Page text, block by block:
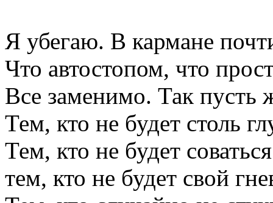
Я убегаю. В кармане
Что автостопом, что
Все заменимо. Так пусть
Тем, кто не будет столь
Тем, кто не будет
тем, кто не будет свой